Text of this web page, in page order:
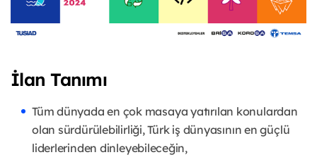
İlan Tanımı
Tüm dünyada en çok masaya yatırılan konulardan
olan sürdürülebilirliği, Türk iş dünyasının en güçlü
liderlerinden dinleyebileceğin,